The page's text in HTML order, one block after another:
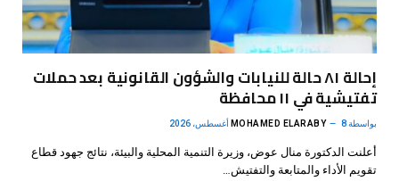
إحالة ٨١ حالة للنيابات والشؤون القانونية بعد حملات
تفتيشية في ١١ محافظة
بواسطة MOHAMED ELARABY 8 أغسطس، 2026
أعلنت الدكتورة منال عوض، وزيرة التنمية المحلية والبيئة، نتائج جهود قطاع
تقويم الأداء والمتابعة والتفتيش…